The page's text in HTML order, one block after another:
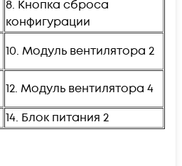
8. Кнопка сброса
конфигурации
10. Модуль вентилятора 2
12. Модуль вентилятора 4
14. Блок питания 2